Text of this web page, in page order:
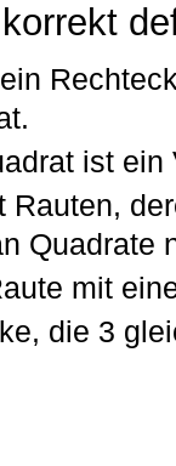
ist
Rauten,
Quadrate
mit
die 3